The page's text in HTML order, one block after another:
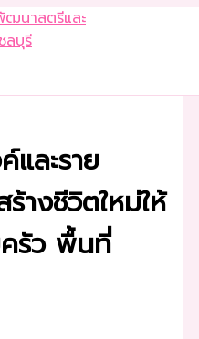
และราย
างชีวิตใหม่ให้
รัว พื้นที่